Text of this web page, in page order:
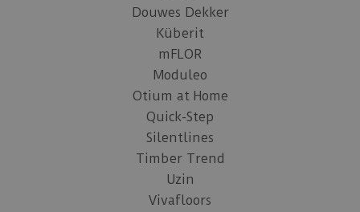
Douwes Dekker
Küberit
mFLOR
Moduleo
Otium at Home
Quick-Step
Silentlines
Timber Trend
Uzin
Vivafloors